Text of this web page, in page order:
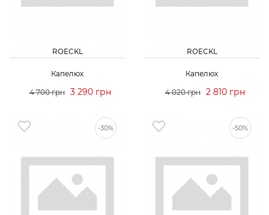
ROECKL
Капелюх
4 700 грн 3 290 грн
ROECKL
Капелюх
4 020 грн 2 810 грн
-30% -50%